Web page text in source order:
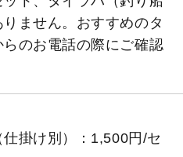
ません。おすすめのタ
のお電話の際にご確認
掛け別）：1,500円/セ